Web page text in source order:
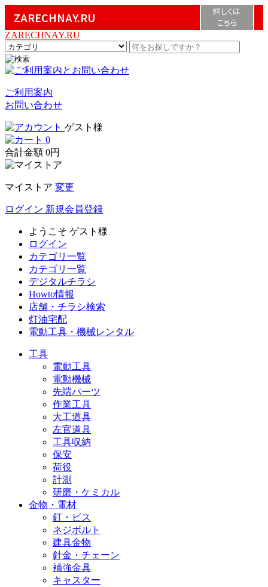
ZARECHNAY.RU
詳しくは
こちら
ZARECHNAY.RU
ご利用案内
お問い合わせ
ゲスト様
0
合計金額 0円
マイストア 変更
ログイン 新規会員登録
ようこそ ゲスト様
ログイン
カテゴリ一覧
カテゴリ一覧
デジタルチラシ
Howto情報
店舗・チラシ検索
灯油宅配
電動工具・機械レンタル
工具
電動工具
電動機械
先端パーツ
作業工具
大工道具
左官道具
工具収納
保安
荷役
計測
研磨・ケミカル
金物・電材
釘・ビス
ネジボルト
建具金物
針金・チェーン
補強金具
キャスター